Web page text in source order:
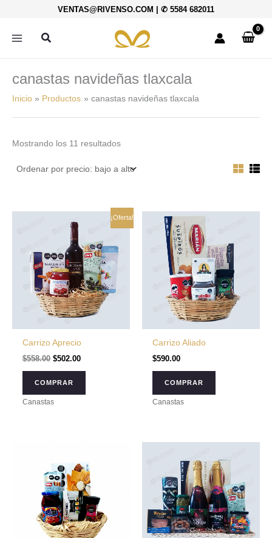
contenido
VENTAS@RIVENSO.COM | ✆ 5584 682011
Buscar
canastas navideñas tlaxcala
Inicio Productos canastas navideñas tlaxcala
Mostrando los 11 resultados
por
bajo
a
alto
¡Oferta!
Carrizo Aprecio
$558.00
precio
original
$558.00.
$502.00
es:
$502.00.
COMPRAR
Canastas
Carrizo Aliado
$590.00
COMPRAR
Canastas